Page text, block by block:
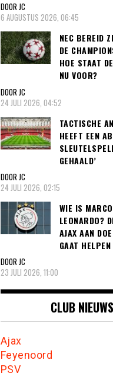
DOOR JC
6 AUGUSTUS 2026, 06:45
NEC BEREID
DE
HOE STAAT
NU VOOR?
DOOR JC
24 JULI 2026, 04:52
TACTISCHE
HEEFT EEN
GEHAALD’
DOOR JC
24 JULI 2026, 02:15
WIE IS
LEONARDO?
AJAX AAN
GAAT HELPEN
DOOR JC
23 JULI 2026, 11:00
CLUB NIEUWS
Ajax
Feyenoord
PSV